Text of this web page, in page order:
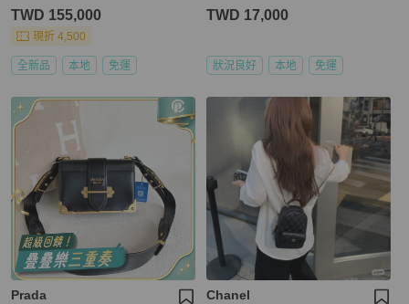
TWD 155,000
現折 4,500
全新品 本地 免運
TWD 17,000
狀況良好 本地 免運
Prada Chanel